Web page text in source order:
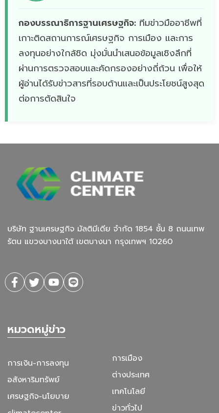
กองบรรณาธิการฐานเศรษฐกิจ: ทีมข่าวมืออาชีพที่
เกาะติดสถานการณ์เศรษฐกิจ การเมือง และการ
ลงทุนอย่างใกล้ชิด มุ่งมั่นนำเสนอข้อมูลเชิงลึกที่
ผ่านการตรวจสอบและคัดกรองอย่างถี่ถ้วน เพื่อให้
ผู้อ่านได้รับข่าวสารที่รอบด้านและเป็นประโยชน์สูงสุด
ต่อการตัดสินใจ
บริษัท ฐานเศรษฐกิจ มัลติมีเดีย จํากัด 1854 ชั้น 8 ถนนเทพ
รัตน แขวงบางนาใต้ เขตบางนา กรุงเทพฯ 10260
หมวดหมู่ข่าว
การเงิน-การลงทุน
อสังหาริมทรัพย์
เศรษฐกิจ-นโยบาย
การเมือง
ต่างประเทศ
เทคโนโลยี
ข่าวทั่วไป